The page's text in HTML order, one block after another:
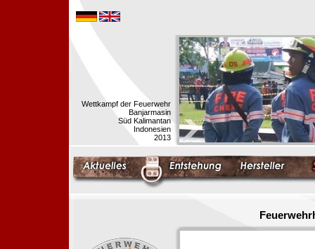
Wettkampf der Feuerwehr
Banjarmasin
Süd Kalimantan
Indonesien
2013